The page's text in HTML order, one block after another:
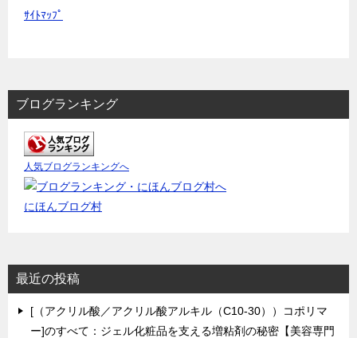
ｻｲﾄﾏｯﾌﾟ
ブログランキング
人気ブログランキングへ
にほんブログ村
最近の投稿
[（アクリル酸／アクリル酸アルキル（C10-30））コポリマ
ー]のすべて：ジェル化粧品を支える増粘剤の秘密【美容専門